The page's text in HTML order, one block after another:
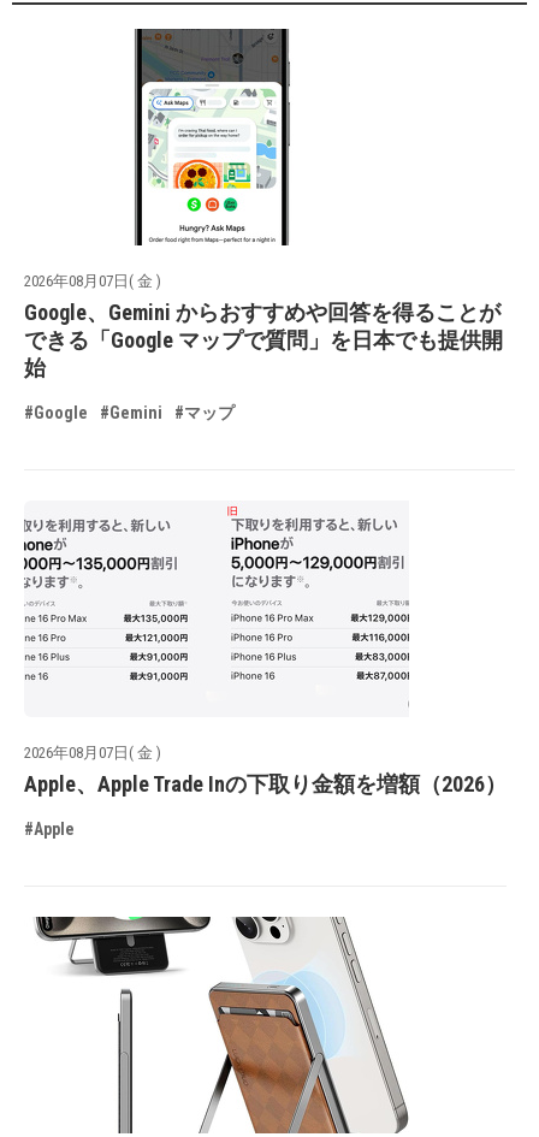
2026年08月07日( 金 )
Google、Gemini からおすすめや回答を得ることが
できる「Google マップで質問」を日本でも提供開
始
#Google #Gemini #マップ
2026年08月07日( 金 )
Apple、Apple Trade Inの下取り金額を増額（2026）
#Apple